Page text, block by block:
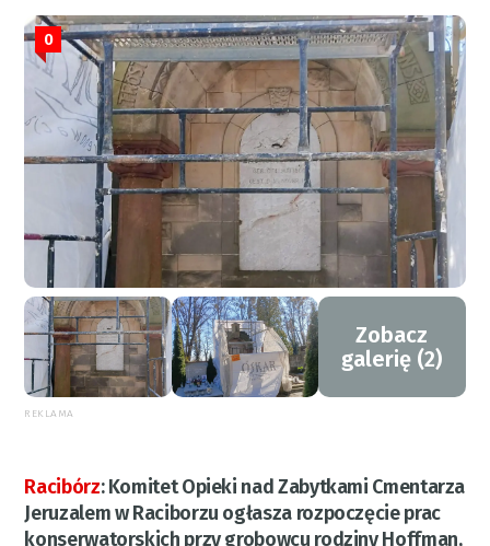
0
Zobacz
galerię (2)
REKLAMA
Racibórz:Komitet Opieki nad Zabytkami Cmentarza
Jeruzalem w Raciborzu ogłasza rozpoczęcie prac
konserwatorskich przy grobowcu rodziny Hoffman,